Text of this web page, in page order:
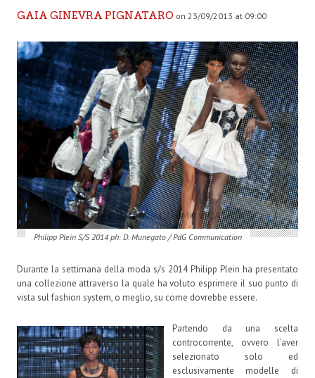
GAIA GINEVRA PIGNATARO on 23/09/2013 at 09:00
Philipp Plein S/S 2014 ph: D. Munegato / PdG Communication
Durante la settimana della moda s/s 2014 Philipp Plein ha presentato
una collezione attraverso la quale ha voluto esprimere il suo punto di
vista sul fashion system, o meglio, su come dovrebbe essere.
Partendo da una scelta
controcorrente, ovvero l’aver
selezionato solo ed
esclusivamente modelle di